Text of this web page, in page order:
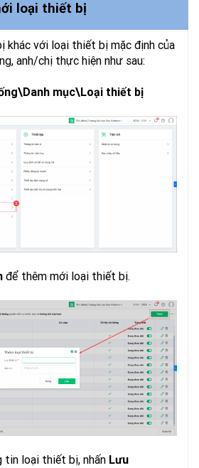
loại thiết bị
khác với loại thiết bị mặc định của
anh/chị thực hiện như sau:
mục\Loại thiết bị
để thêm mới loại thiết bị.
tin loại thiết bị, nhấn Lưu